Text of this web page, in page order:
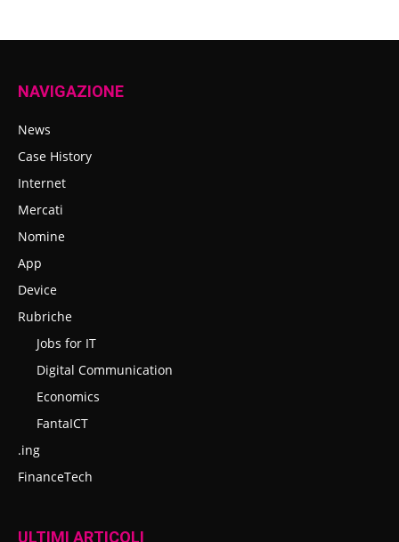
NAVIGAZIONE
News
Case History
Internet
Mercati
Nomine
App
Device
Rubriche
Jobs for IT
Digital Communication
Economics
FantaICT
.ing
FinanceTech
ULTIMI ARTICOLI